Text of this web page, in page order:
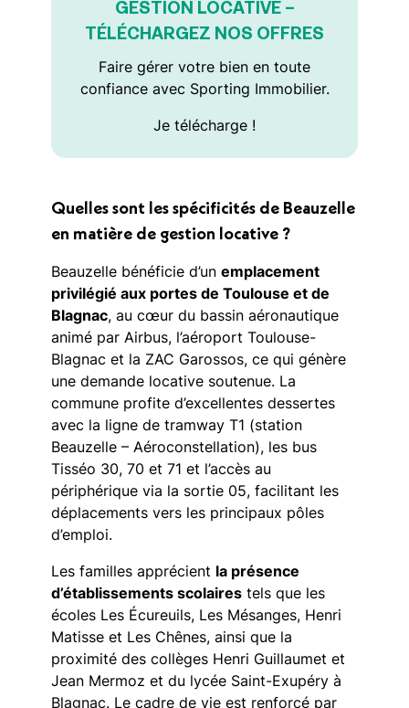
GESTION LOCATIVE –
TÉLÉCHARGEZ NOS OFFRES
Faire gérer votre bien en toute
confiance avec Sporting Immobilier.
Je télécharge !
Quelles sont les spécificités de Beauzelle
en matière de gestion locative ?
Beauzelle bénéficie d’un emplacement
privilégié aux portes de Toulouse et de
Blagnac, au cœur du bassin aéronautique
animé par Airbus, l’aéroport Toulouse-
Blagnac et la ZAC Garossos, ce qui génère
une demande locative soutenue. La
commune profite d’excellentes dessertes
avec la ligne de tramway T1 (station
Beauzelle – Aéroconstellation), les bus
Tisséo 30, 70 et 71 et l’accès au
périphérique via la sortie 05, facilitant les
déplacements vers les principaux pôles
d’emploi.
Les familles apprécient la présence
d’établissements scolaires tels que les
écoles Les Écureuils, Les Mésanges, Henri
Matisse et Les Chênes, ainsi que la
proximité des collèges Henri Guillaumet et
Jean Mermoz et du lycée Saint-Exupéry à
Blagnac. Le cadre de vie est renforcé par